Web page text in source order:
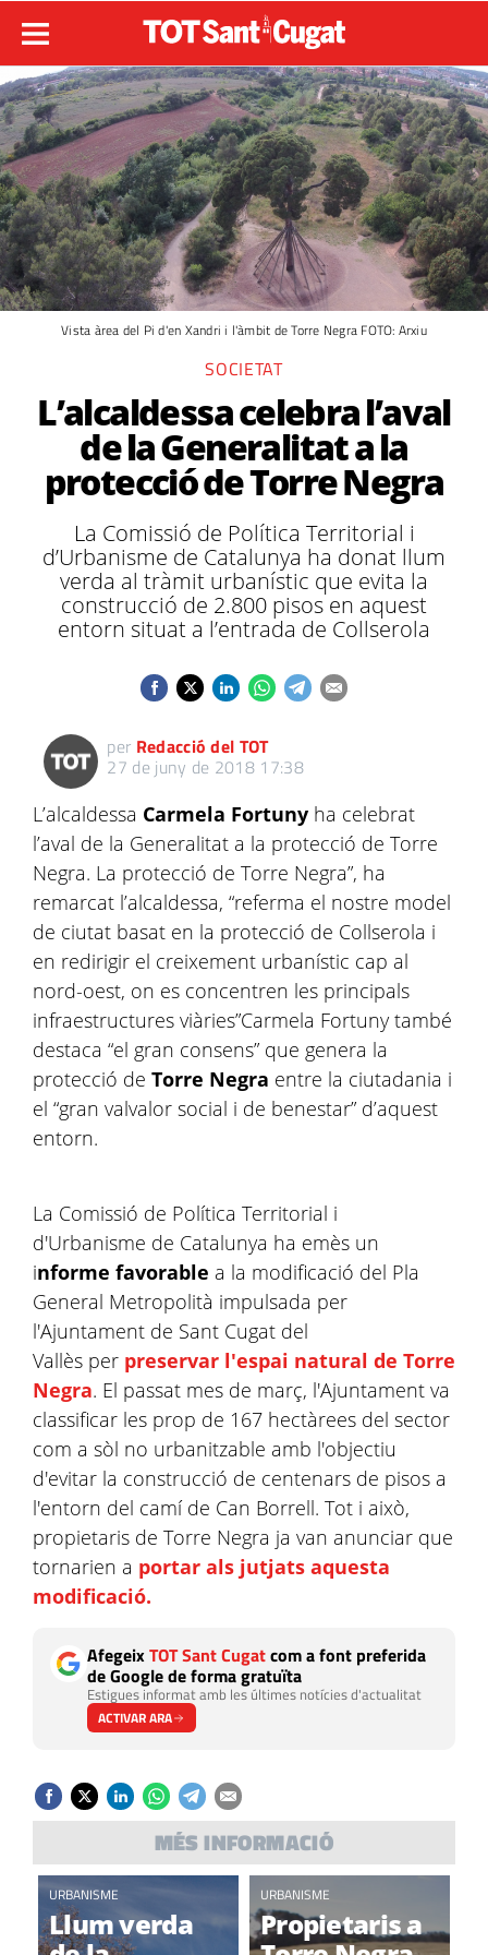
Vista àrea del Pi d'en Xandri i l'àmbit de Torre Negra FOTO: Arxiu
SOCIETAT
L’alcaldessa celebra l’aval
de la Generalitat a la
protecció de Torre Negra
La Comissió de Política Territorial i
d’Urbanisme de Catalunya ha donat llum
verda al tràmit urbanístic que evita la
construcció de 2.800 pisos en aquest
entorn situat a l’entrada de Collserola
per Redacció del TOT
27 de juny de 2018 17:38
L’alcaldessa Carmela Fortuny ha celebrat
l’aval de la Generalitat a la protecció de Torre
Negra. La protecció de Torre Negra”, ha
remarcat l’alcaldessa, “referma el nostre model
de ciutat basat en la protecció de Collserola i
en redirigir el creixement urbanístic cap al
nord-oest, on es concentren les principals
infraestructures viàries”Carmela Fortuny també
destaca “el gran consens” que genera la
protecció de Torre Negra entre la ciutadania i
el “gran valvalor social i de benestar” d’aquest
entorn.
La Comissió de Política Territorial i
d'Urbanisme de Catalunya ha emès un
informe favorable a la modificació del Pla
General Metropolità impulsada per
l'Ajuntament de Sant Cugat del
Vallès per preservar l'espai natural de Torre
Negra. El passat mes de març, l'Ajuntament va
classificar les prop de 167 hectàrees del sector
com a sòl no urbanitzable amb l'objectiu
d'evitar la construcció de centenars de pisos a
l'entorn del camí de Can Borrell. Tot i això,
propietaris de Torre Negra ja van anunciar que
tornarien a portar als jutjats aquesta
modificació.
AfegeixTOT Sant Cugatcom a font preferida
de Google de forma gratuïta
Estigues informat amb les últimes notícies d'actualitat
ACTIVAR ARA
MÉS INFORMACIÓ
URBANISME
Llum verda
URBANISME
Propietaris a